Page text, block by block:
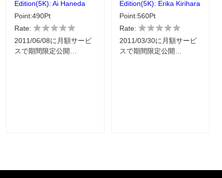
Edition(5K): Ai Haneda
Point:490Pt
Rate:
2011/06/08に月額サービ
スで期間限定公開…
Edition(5K): Erika Kirihara
Point:560Pt
Rate:
2011/03/30に月額サービ
スで期間限定公開…